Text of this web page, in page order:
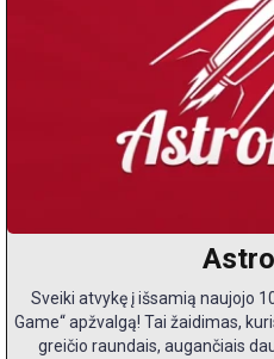
Sveiki atvykę į išsamią naujojo
Game“ apžvalgą! Tai žaidimas,
greičio raundais, augančiais